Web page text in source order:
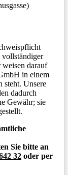
vollständiger
darauf
in einem
steht. Unsere
dadurch
Gewähr; sie
Sie bitte an
32 oder per